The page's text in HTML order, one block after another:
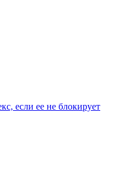
если ее не блокирует